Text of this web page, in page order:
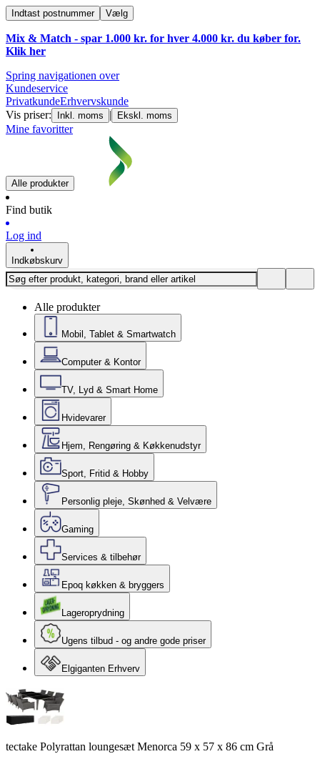
Indtast postnummer Vælg
Mix & Match - spar 1.000 kr. for hver 4.000 kr. du køber for.
Klik her
Spring navigationen over
Kundeservice
PrivatkundeErhvervskunde
Vis priser:
Inkl. moms | Ekskl. moms
Mine favoritter
Alle produkter
Find butik
Log ind
Indkøbskurv
Alle produkter
Mobil, Tablet & Smartwatch
Computer & Kontor
TV, Lyd & Smart Home
Hvidevarer
Hjem, Rengøring & Køkkenudstyr
Sport, Fritid & Hobby
Personlig pleje, Skønhed & Velvære
Gaming
Services & tilbehør
Epoq køkken & bryggers
Lageroprydning
Ugens tilbud - og andre gode priser
Elgiganten Erhverv
tectake Polyrattan loungesæt Menorca 59 x 57 x 86 cm Grå